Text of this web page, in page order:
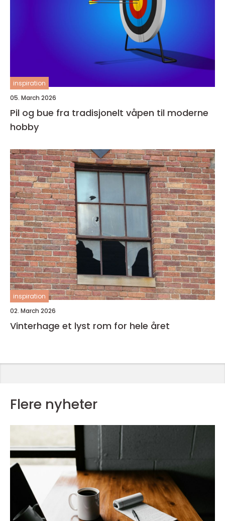
inspiration
05. March 2026
Pil og bue fra tradisjonelt våpen til moderne
hobby
inspiration
02. March 2026
Vinterhage et lyst rom for hele året
Flere nyheter